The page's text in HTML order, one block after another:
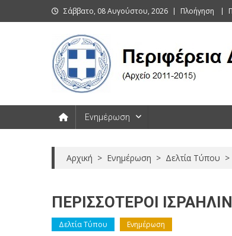
to
Σάββατο, 08 Αυγούστου, 2026 Πλοήγηση
Περιφέρεια Δυτικής
Ενημέρωση
Αρχική > Ενημέρωση > Δελτία Τύπου >
ΠΕΡΙΣΣΟΤΕΡΟΙ
Δελτία Τύπου Ενημέρωση
μηνύματα